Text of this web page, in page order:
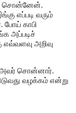
சொன்னேன்.
எப்படி வரும்
காபி
அப்படிச்
அறிவு
அவர் சொன்னார்.
வழக்கம் என்று